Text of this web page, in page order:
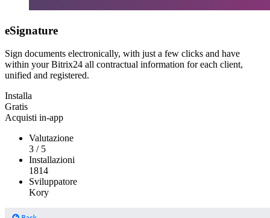
eSignature
Sign documents electronically, with just a few clicks and have
within your Bitrix24 all contractual information for each client,
unified and registered.
Installa
Gratis
Acquisti in-app
Valutazione
3 / 5
Installazioni
1814
Sviluppatore
Kory